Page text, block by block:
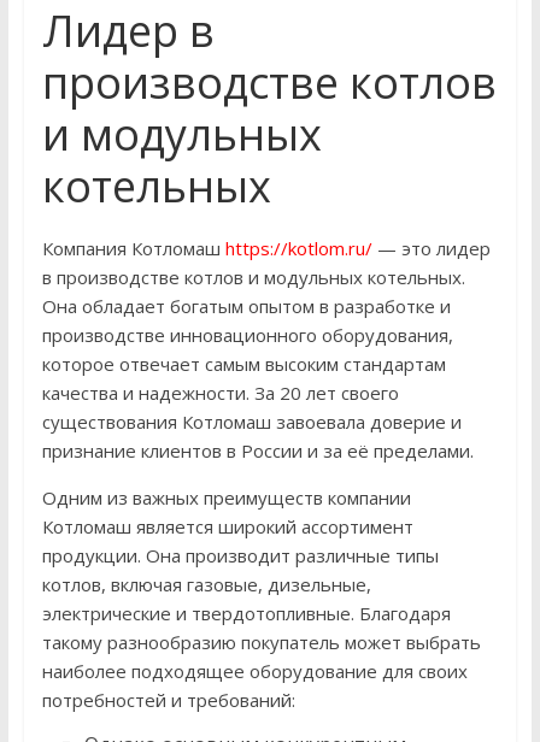
Лидер в
производстве котлов
и модульных
котельных
Компания Котломаш https://kotlom.ru/— это лидер
в производстве котлов и модульных котельных.
Она обладает богатым опытом в разработке и
производстве инновационного оборудования,
которое отвечает самым высоким стандартам
качества и надежности. За 20 лет своего
существования Котломаш завоевала доверие и
признание клиентов в России и за её пределами.
Одним из важных преимуществ компании
Котломаш является широкий ассортимент
продукции. Она производит различные типы
котлов, включая газовые, дизельные,
электрические и твердотопливные. Благодаря
такому разнообразию покупатель может выбрать
наиболее подходящее оборудование для своих
потребностей и требований: